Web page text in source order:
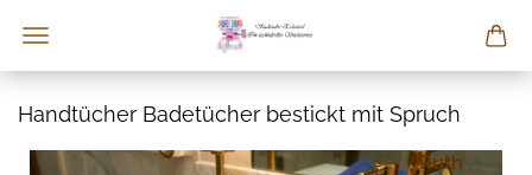
Handtücher Badetücher bestickt mit Spruch
Ruth